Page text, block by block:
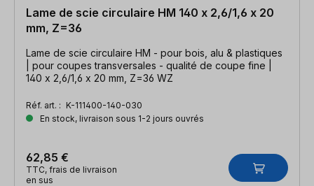
Lame de scie circulaire HM 140 x 2,6/1,6 x 20
mm, Z=36
Lame de scie circulaire HM - pour bois, alu & plastiques
| pour coupes transversales - qualité de coupe fine |
140 x 2,6/1,6 x 20 mm, Z=36 WZ
Réf. art. : K-111400-140-030
En stock, livraison sous 1-2 jours ouvrés
62,85 €
TTC, frais de livraison
en sus